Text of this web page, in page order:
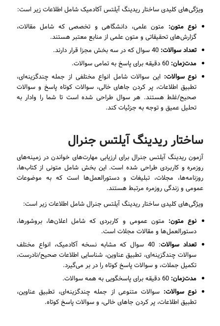
ویژگی‌های کلیدی ساختار ریدینگ آیلتس آکادمیک شامل اطلاعات زیر است:
نوع متون: متون علمی، دانشگاهی و تخصصی که شامل مقالات،
گزارش‌های تحقیقاتی و متون علمی از منابع معتبر هستند.
تعداد سوالات:
مدت‌زمان:
نوع سوالات: این سوالات شامل انواع مختلفی از جمله چندگزینه‌ای،
تطبیق اطلاعات، پر کردن جاهای خالی، سوالات کوتاه پاسخ و سوالات
صحیح/غلط هستند. هر سوال طراحی شده است تا شما را وادار به
تحلیل عمیق و توجه به جزئیات کند.
ساختار ریدینگ آیلتس جنرال
آزمون ریدینگ آیلتس جنرال برای ارزیابی مهارت‌های خواندن در زمینه‌های
روزمره و کاربردی طراحی شده است. این بخش شامل متونی از کتاب‌ها،
روزنامه‌ها، مجلات، تبلیغات و دستورالعمل‌ها است که به موضوعات
عمومی و زندگی روزمره مرتبط هستند.
ویژگی‌های کلیدی ساختار ریدینگ آیلتس جنرال شامل اطلاعات زیر است:
نوع متون: متون عمومی و کاربردی که شامل اعلان‌ها، بروشورها،
دستورالعمل‌ها و مقالات مجلات است.
تعداد سوالات
: 40 سوال که مشابه نسخه آکادمیک، انواع مختلف
سوالات چندگزینه‌ای، تطبیق عناوین، شناسایی اطلاعات صحیح/نادرست،
تکمیل جملات، و سوالات پاسخ کوتاه را در بر می‌گیرد.
مدت‌زمان:
نوع سوالات: سوالات متنوعی از جمله چندگزینه‌ای، تطبیق عناوین،
تطبیق اطلاعات، پر کردن جاهای خالی، و سوالات پاسخ کوتاه.